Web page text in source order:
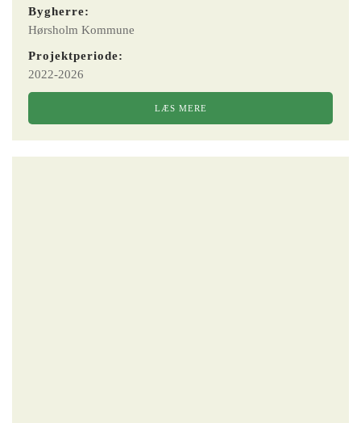
Bygherre:
Hørsholm Kommune
Projektperiode:
2022-2026
LÆS MERE